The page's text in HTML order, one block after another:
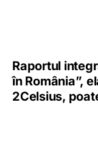
Raportul
în România”,
2Celsius,